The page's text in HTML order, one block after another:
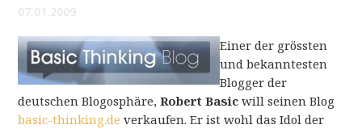
07.01.2009
Einer der grössten
und bekanntesten
Blogger der
deutschen Blogosphäre,Robert Basic will seinen Blog
basic-thinking.de verkaufen. Er ist wohl das Idol der